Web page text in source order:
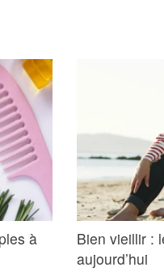
à
Bien vieillir :
aujourd’hui